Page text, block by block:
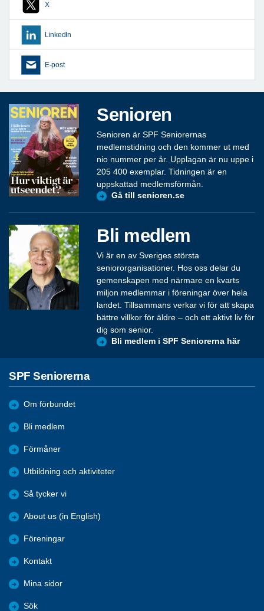
X
LinkedIn
E-post
Senioren
Senioren är SPF Seniorernas
medlemstidning och den kommer ut med
nio nummer per år. Upplagan är nu uppe i
205 400 exemplar. Tidningen är en
uppskattad medlemsförmån.
Gå till senioren.se
Bli medlem
Vi är en av Sveriges största
seniororganisationer. Hos oss delar du
gemenskapen med närmare en kvarts
miljon medlemmar i föreningar över hela
landet. Tillsammans verkar vi för att skapa
bättre villkor för äldre – och ett aktivt liv för
dig som senior.
Bli medlem i SPF Seniorerna här
SPF Seniorerna
Om förbundet
Bli medlem
Förmåner
Utbildning och aktiviteter
Så tycker vi
About us (in English)
Föreningar
Kontakt
Mina sidor
Sök